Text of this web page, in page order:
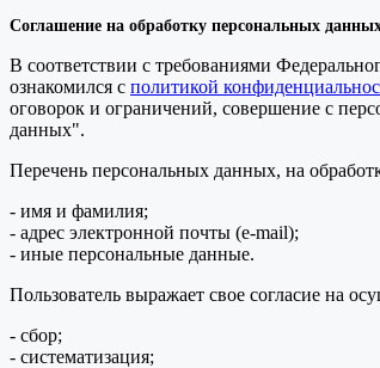
Соглашение на обработку персональных
В соответствии с требованиями
ознакомился с политикой
оговорок и ограничений, совершение с
данных".
Перечень персональных данных, на
- имя и фамилия;
- адрес электронной почты (e-mail);
- иные персональные данные.
Пользователь выражает свое согласие на
- сбор;
- систематизация;